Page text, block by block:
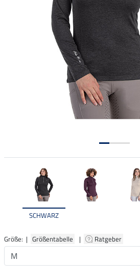
SCHWARZ
Größe: | Größentabelle | Ratgeber